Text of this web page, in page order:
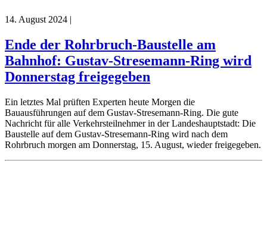
14. August 2024 |
Ende der Rohrbruch-Baustelle am
Bahnhof: Gustav-Stresemann-Ring wird
Donnerstag freigegeben
Ein letztes Mal prüften Experten heute Morgen die
Bauausführungen auf dem Gustav-Stresemann-Ring. Die gute
Nachricht für alle Verkehrsteilnehmer in der Landeshauptstadt: Die
Baustelle auf dem Gustav-Stresemann-Ring wird nach dem
Rohrbruch morgen am Donnerstag, 15. August, wieder freigegeben.